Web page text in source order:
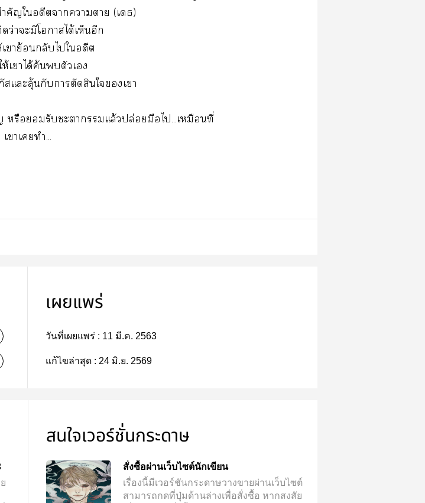
คัญใอดีตาาา (เธ)
ว่าะมีโาได้เห็นอีก
าย้อนกลับไใอดีต
เาได้ค้นตัวเ
แะลุ้นกับาตัดสินใเา
รือรับะาแล้วปล่อยมือไ...เหมือนที่
เาเทำ...
เผยแพร่
วันที่เผยแพร่ : 11 มี.ค. 2563
แก้ไขล่าสุด : 24 มิ.ย. 2569
สนใจเวอร์ชั่นกระดาษ
สั่งซื้อผ่านเว็บไซต์นักเขียน
เรื่องนี้มีเวอร์ชันกระดาษวางขายผ่านเว็บไซต์
สามารถกดที่ปุ่มด้านล่างเพื่อสั่งซื้อ หากสงสัย